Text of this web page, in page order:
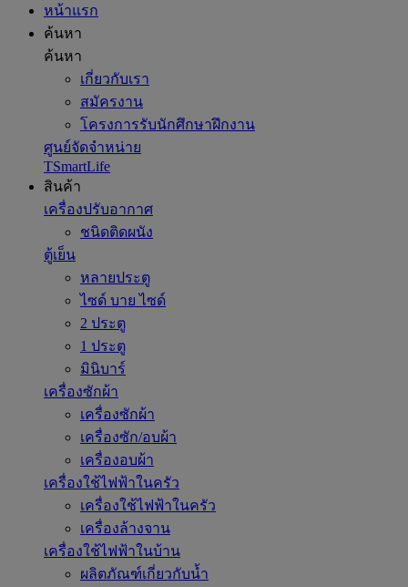
หน้าแรก
ค้นหา
ค้นหา
เกี่ยวกับเรา
สมัครงาน
โครงการรับนักศึกษาฝึกงาน
ศูนย์จัดจำหน่าย
TSmartLife
สินค้า
เครื่องปรับอากาศ
ชนิดติดผนัง
ตู้เย็น
หลายประตู
ไซด์ บาย ไซด์
2 ประตู
1 ประตู
มินิบาร์
เครื่องซักผ้า
เครื่องซักผ้า
เครื่องซัก/อบผ้า
เครื่องอบผ้า
เครื่องใช้ไฟฟ้าในครัว
เครื่องใช้ไฟฟ้าในครัว
เครื่องล้างจาน
เครื่องใช้ไฟฟ้าในบ้าน
ผลิตภัณฑ์เกี่ยวกับน้ำ